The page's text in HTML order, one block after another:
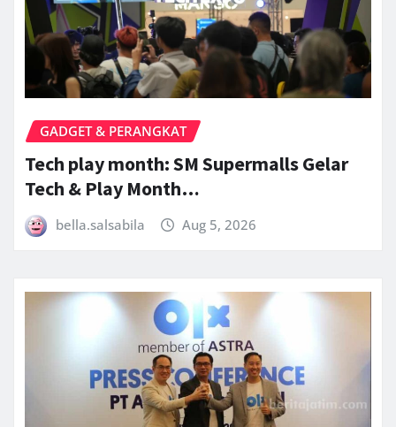
GADGET & PERANGKAT
Tech play month: SM Supermalls Gelar
Tech & Play Month…
bella.salsabila Aug 5, 2026